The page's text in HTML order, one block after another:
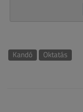
Kandó Oktatás